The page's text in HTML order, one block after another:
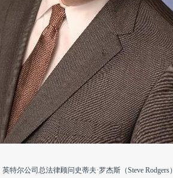
英特尔公司总法律顾问史蒂夫·罗杰斯（Steve Rodgers）